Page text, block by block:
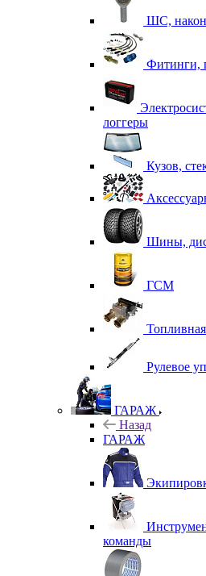
ШС,
Фитинги,
логгеры
Кузов,
Шины,
ГСМ
Рулевое
ГАРАЖ
Назад
ГАРАЖ
команды